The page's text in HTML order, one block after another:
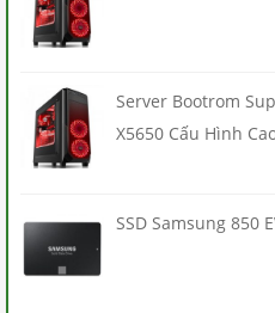
Server Bootrom
X5650 Cấu Hình
SSD Samsung 850